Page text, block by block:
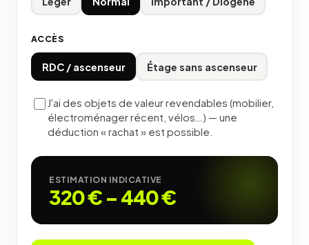
ACCÈS
RDC / ascenseur Étage sans ascenseur
J'ai des objets de valeur revendables (mobilier,
électroménager récent, vélos…) — une
déduction « rachat » est possible.
ESTIMATION INDICATIVE
320 €–440 €